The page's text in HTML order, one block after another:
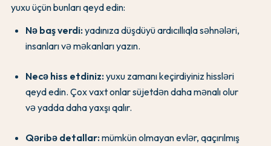
yuxu üçün bunları qeyd edin:
Nə baş verdi:yadınıza düşdüyü ardıcıllıqla səhnələri,
insanları və məkanları yazın.
Necə hiss etdiniz:yuxu zamanı keçirdiyiniz hissləri
qeyd edin. Çox vaxt onlar süjetdən daha mənalı olur
və yadda daha yaxşı qalır.
Qəribə detallar:mümkün olmayan evlər, qaçırılmış